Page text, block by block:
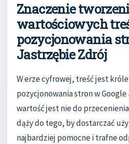
Znaczenie
wartościowych
pozycjonowania
Jastrzębie Zdrój
W erze cyfrowej, treść jest
pozycjonowania stron w
wartość jest nie do
dąży do tego, by dostarczać
najbardziej pomocne i trafne